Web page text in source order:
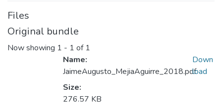
Files
Original bundle
Now showing 1 - 1 of 1
Name:
JaimeAugusto_MejiaAguirre_2018.pdf
Size:
276.57 KB
Down
load